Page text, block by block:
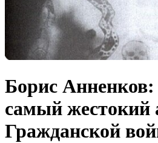
Борис
самый жестокий
Гражданской